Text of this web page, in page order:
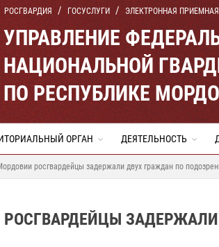
РОСГВАРДИЯ ГОСУСЛУГИ ЭЛЕКТРОННАЯ ПРИЕМНАЯ
УПРАВЛЕНИЕ
НАЦИОНАЛЬНОЙ
ПО РЕСПУБЛИКЕ
ОРГАН ДЕЯТЕЛЬНОСТЬ
росгвардейцы задержали двух граждан по
РОСГВАРДЕЙЦЫ